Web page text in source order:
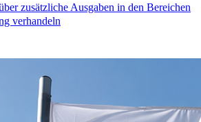
zusätzliche Ausgaben in den Bereichen
verhandeln